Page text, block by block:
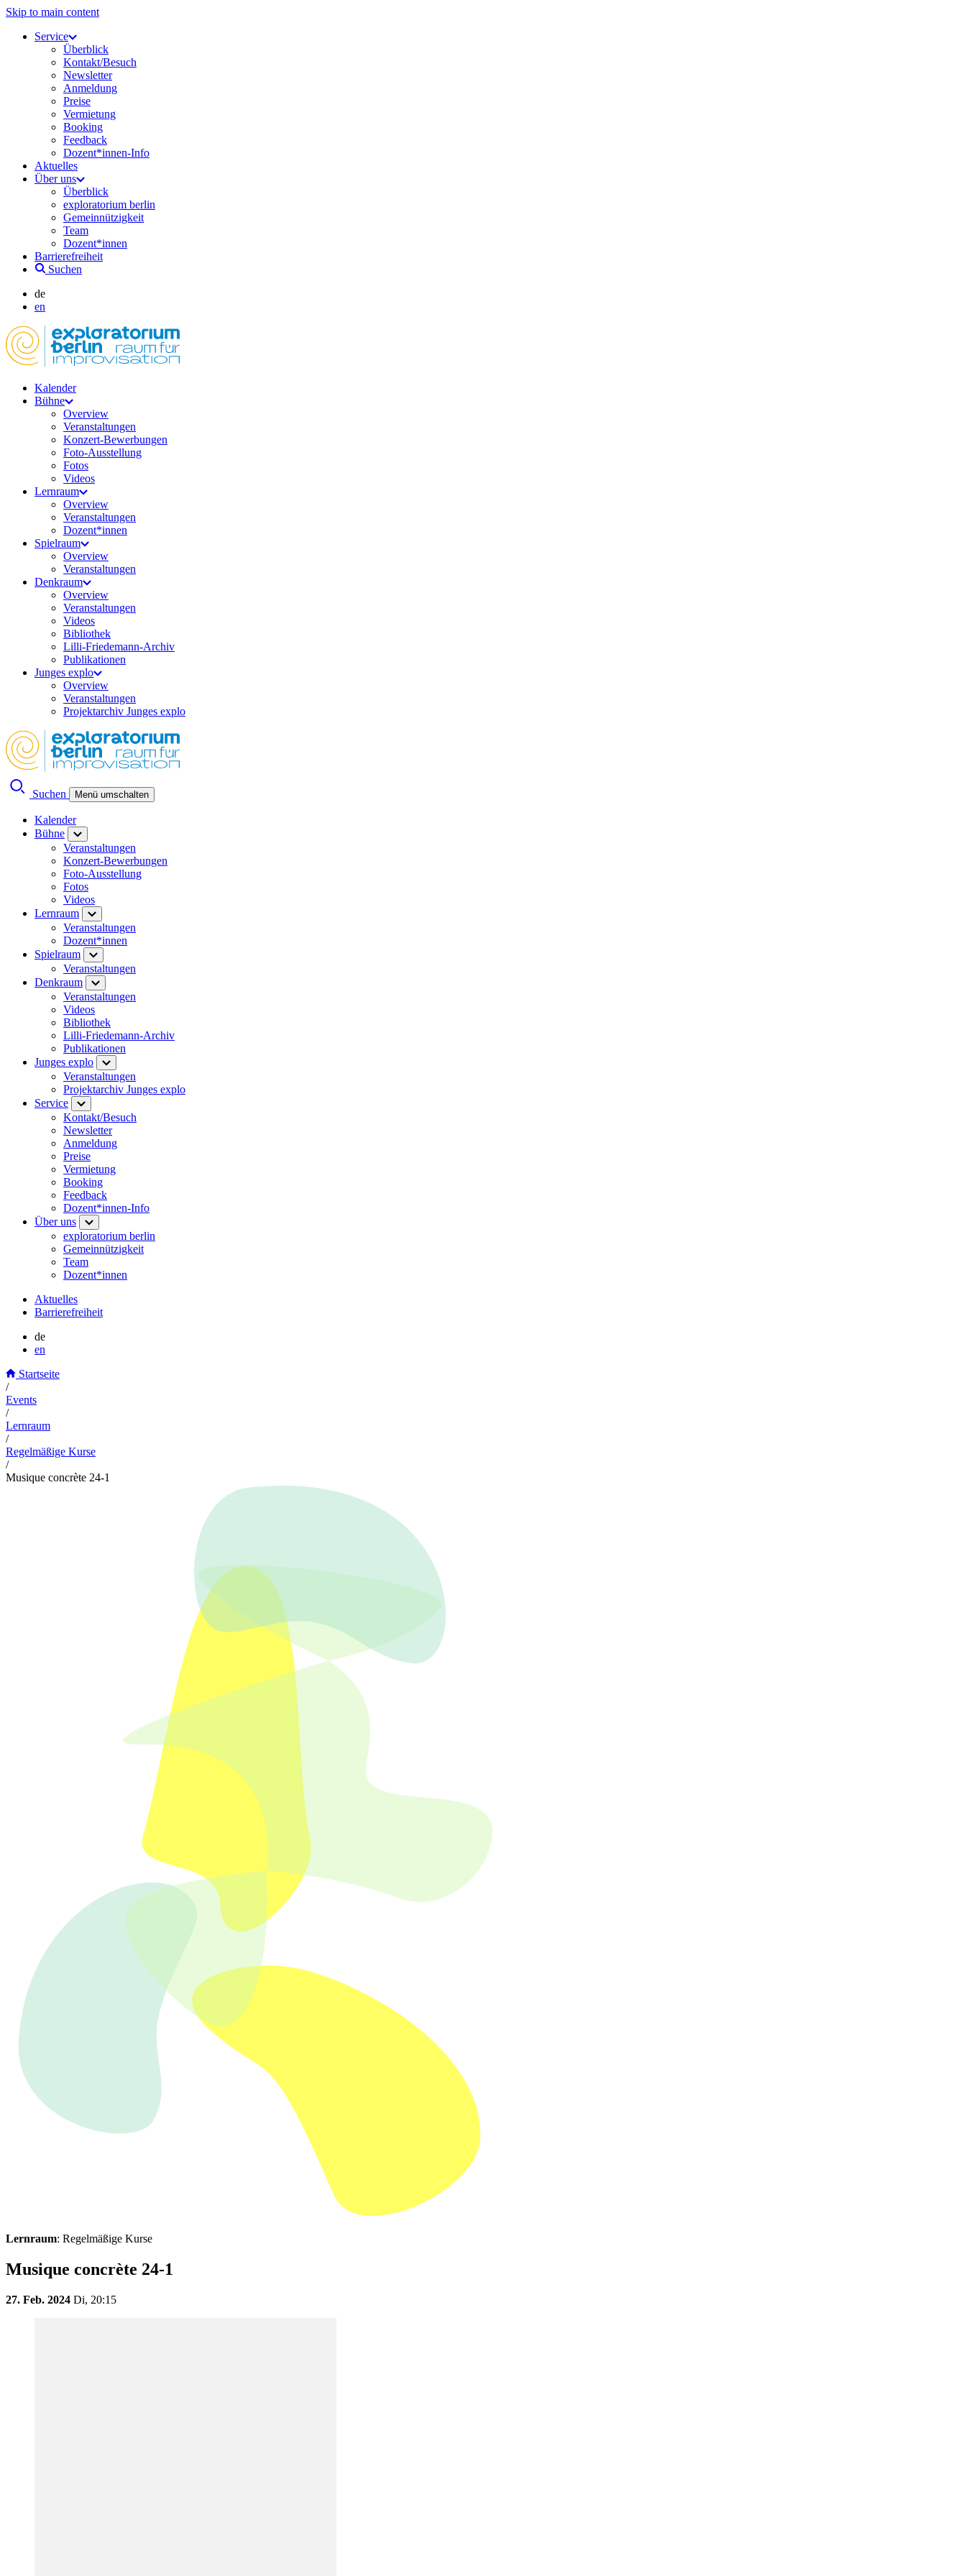
Skip to main content
Service
Überblick
Kontakt/Besuch
Newsletter
Anmeldung
Preise
Vermietung
Booking
Feedback
Dozent*innen-Info
Aktuelles
Über uns
Überblick
exploratorium berlin
Gemeinnützigkeit
Team
Dozent*innen
Barrierefreiheit
Suchen
de
en
Kalender
Bühne
Overview
Veranstaltungen
Konzert-Bewerbungen
Foto-Ausstellung
Fotos
Videos
Lernraum
Overview
Veranstaltungen
Dozent*innen
Spielraum
Overview
Veranstaltungen
Denkraum
Overview
Veranstaltungen
Videos
Bibliothek
Lilli-Friedemann-Archiv
Publikationen
Junges explo
Overview
Veranstaltungen
Projektarchiv Junges explo
Suchen Menü umschalten
Kalender
Bühne
Veranstaltungen
Konzert-Bewerbungen
Foto-Ausstellung
Fotos
Videos
Lernraum
Veranstaltungen
Dozent*innen
Spielraum
Veranstaltungen
Denkraum
Veranstaltungen
Videos
Bibliothek
Lilli-Friedemann-Archiv
Publikationen
Junges explo
Veranstaltungen
Projektarchiv Junges explo
Service
Kontakt/Besuch
Newsletter
Anmeldung
Preise
Vermietung
Booking
Feedback
Dozent*innen-Info
Über uns
exploratorium berlin
Gemeinnützigkeit
Team
Dozent*innen
Aktuelles
Barrierefreiheit
de
en
Startseite
/
Events
/
Lernraum
/
Regelmäßige Kurse
/
Musique concrète 24-1
Lernraum: Regelmäßige Kurse
Musique concrète 24-1
27. Feb. 2024 Di, 20:15